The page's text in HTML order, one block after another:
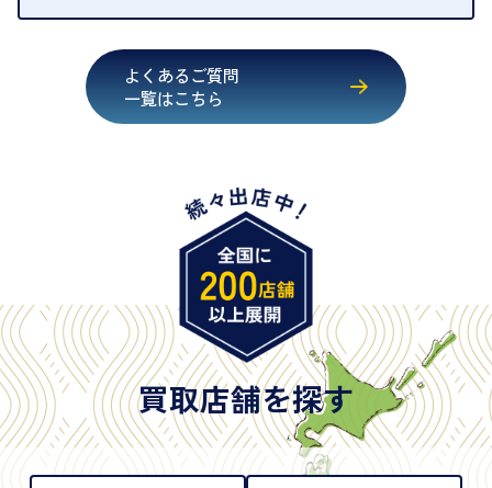
・健康保険証確認書
・マイナンバーカード
・在留カード
・旧パスポート
※原則として「公的機関が発行し、氏名、住所、生
年月日が記載されているもの
※日本国政府発行のもの
※2020年2月4日以降に申請された新型パスポートに
は「所持人記入欄（住所記載欄）」が存在しないた
め、単体では古物営業法上の本人確認書類として認
められない（住所確認ができないため）。補助書類
が必要となります
よくあるご質問
一覧はこちら
買取店舗を探す